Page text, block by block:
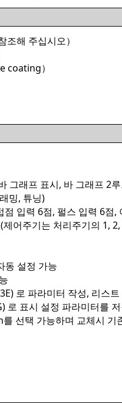
해 주십시오）
coating）
그래프 표시, 바 그래프 2
밍, 튜닝)
입력 6점, 펄스 입력 6
어주기는 처리주기의 1,
동 설정 가능
로 파라미터 작성, 리스
로 표시 설정 파라미터를
선택 가능하며 교체시 기